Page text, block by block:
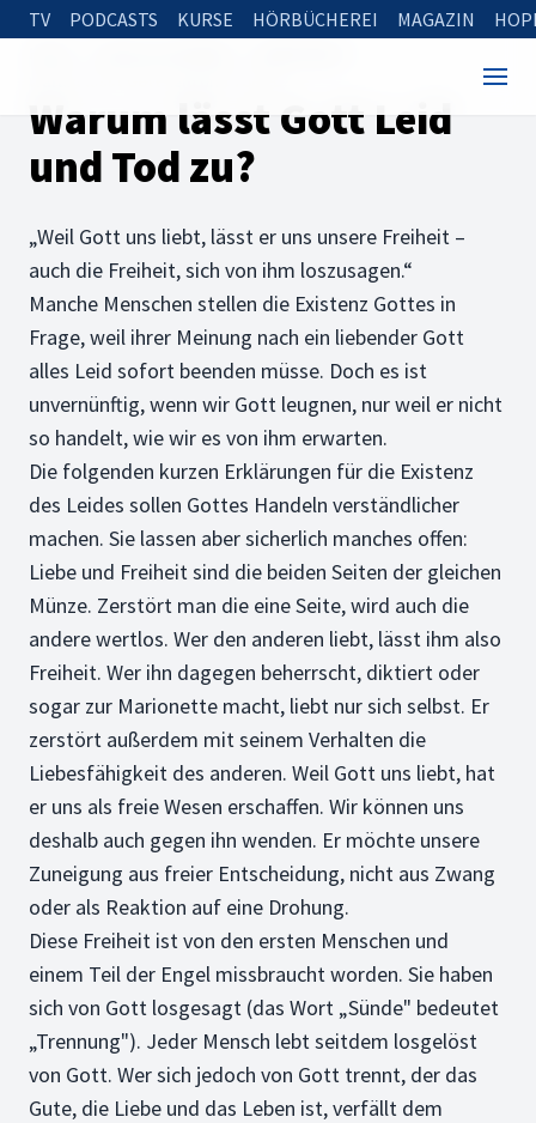
TV PODCASTS KURSE HÖRBÜCHEREI MAGAZIN
Warum lässt Gott Leid
und Tod zu?
„Weil Gott uns liebt, lässt er uns unsere Freiheit –
auch die Freiheit, sich von ihm loszusagen.“
Manche Menschen stellen die Existenz Gottes in
Frage, weil ihrer Meinung nach ein liebender Gott
alles Leid sofort beenden müsse. Doch es ist
unvernünftig, wenn wir Gott leugnen, nur weil er nicht
so handelt, wie wir es von ihm erwarten.
Die folgenden kurzen Erklärungen für die Existenz
des Leides sollen Gottes Handeln verständlicher
machen. Sie lassen aber sicherlich manches offen:
Liebe und Freiheit sind die beiden Seiten der gleichen
Münze. Zerstört man die eine Seite, wird auch die
andere wertlos. Wer den anderen liebt, lässt ihm also
Freiheit. Wer ihn dagegen beherrscht, diktiert oder
sogar zur Marionette macht, liebt nur sich selbst. Er
zerstört außerdem mit seinem Verhalten die
Liebesfähigkeit des anderen. Weil Gott uns liebt, hat
er uns als freie Wesen erschaffen. Wir können uns
deshalb auch gegen ihn wenden. Er möchte unsere
Zuneigung aus freier Entscheidung, nicht aus Zwang
oder als Reaktion auf eine Drohung.
Diese Freiheit ist von den ersten Menschen und
einem Teil der Engel missbraucht worden. Sie haben
sich von Gott losgesagt (das Wort „Sünde" bedeutet
„Trennung"). Jeder Mensch lebt seitdem losgelöst
von Gott. Wer sich jedoch von Gott trennt, der das
Gute, die Liebe und das Leben ist, verfällt dem